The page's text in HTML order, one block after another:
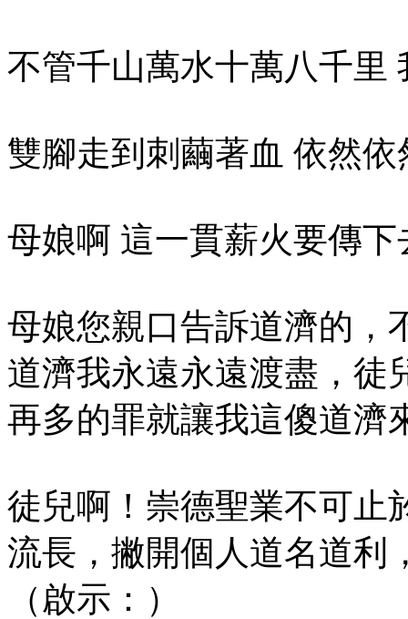
不管千山萬水十萬八千里
雙腳走到刺繭著血 依然
母娘啊 這一貫薪火要傳下
母娘您親口告訴道濟的，
道濟我永遠永遠渡盡，徒
再多的罪就讓我這傻道濟
徒兒啊！崇德聖業不可止
流長，撇開個人道名道利
（啟示：）